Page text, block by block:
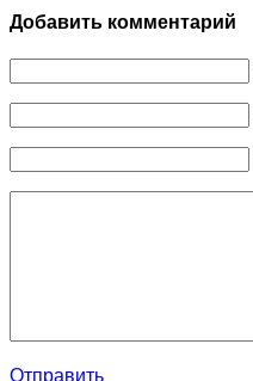
Добавить комментарий
Отправить